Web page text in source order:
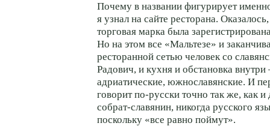
Почему в названии фигурирует
я узнал на сайте ресторана.
торговая марка была
Но на этом все «Мальтезе» и
ресторанной сетью человек со
Радович, и кухня и обстановка
адриатические, южнославянские. И
говорит по-русски точно так же, как
собрат-славянин, никогда русского
поскольку «все равно поймут».